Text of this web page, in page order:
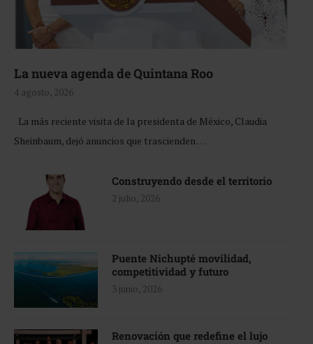
La nueva agenda de Quintana Roo
4 agosto, 2026
La más reciente visita de la presidenta de México, Claudia
Sheinbaum, dejó anuncios que trascienden …
Construyendo desde el territorio
2 julio, 2026
Puente Nichupté movilidad,
competitividad y futuro
3 junio, 2026
Renovación que redefine el lujo